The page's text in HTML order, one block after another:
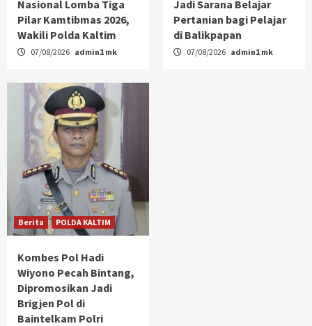
Nasional Lomba Tiga
Pilar Kamtibmas 2026,
Wakili Polda Kaltim
07/08/2026 admin1 mk
Jadi Sarana Belajar
Pertanian bagi Pelajar
di Balikpapan
07/08/2026 admin1 mk
Berita POLDA KALTIM
Kombes Pol Hadi
Wiyono Pecah Bintang,
Dipromosikan Jadi
Brigjen Pol di
Baintelkam Polri